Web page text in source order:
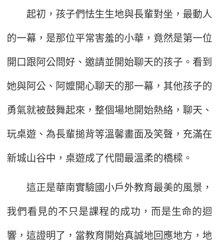
起初，孩子們怯生生地與長輩對坐，最動人
的一幕，是那位平常害羞的小華，竟然是第一位
開口跟阿公問好、邀請並開始聊天的孩子。看到
她與阿公、阿嬤開心聊天的那一幕，其他孩子的
勇氣就被鼓舞起來，整個場地開始熱絡，聊天、
玩桌遊、為長輩搥背等溫馨畫面及笑聲，充滿在
新城山谷中，桌遊成了代間最溫柔的橋樑。
這正是華南實驗國小戶外教育最美的風景，
我們看見的不只是課程的成功，而是生命的迴
響，這證明了，當教育開始真誠地回應地方，地